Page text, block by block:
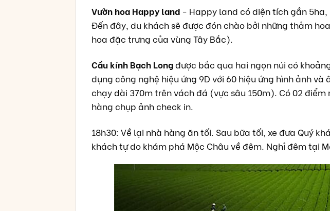
Vườn hoa Happy land - Happy land có diện tích gần
Đến đây, du khách sẽ được đón chào bởi những thảm
hoa đặc trưng của vùng Tây Bắc).
Cầu kính Bạch Longđược bắc qua hai ngọn núi có
dụng công nghệ hiệu ứng 9D với 60 hiệu ứng hình ảnh
chạy dài 370m trên vách đá (vực sâu 150m). Có 02
hàng chụp ảnh check in.
18h30: Về lại nhà hàng ăn tối. Sau bữa tối, xe đưa Quý
khách tự do khám phá Mộc Châu về đêm. Nghỉ đêm tại